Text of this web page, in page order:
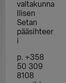
valtakunna
llisen
Setan
pääsihteer
i
p. +358
50 309
8108